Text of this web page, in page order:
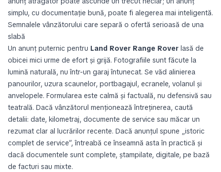
simplu, cu documentație bună, poate fi alegerea mai inteligentă.
Semnalele vânzătorului care separă o ofertă serioasă de una
slabă
Un anunț puternic pentru Land Rover Range Rover lasă de
obicei mici urme de efort și grijă. Fotografiile sunt făcute la
lumină naturală, nu într-un garaj întunecat. Se văd alinierea
panourilor, uzura scaunelor, portbagajul, ecranele, volanul și
anvelopele. Formularea este calmă și factuală, nu defensivă sau
teatrală. Dacă vânzătorul menționează întreținerea, caută
detalii: date, kilometraj, documente de service sau măcar un
rezumat clar al lucrărilor recente. Dacă anunțul spune „istoric
complet de service”, întreabă ce înseamnă asta în practică și
dacă documentele sunt complete, ștampilate, digitale, pe bază
de facturi sau mixte.